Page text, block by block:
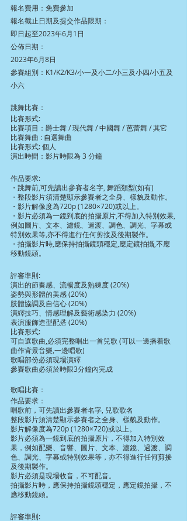
報名費用：免費參加
報名截止日期及提交作品限期：
即日起至2023年6月1日
公佈日期：
2023年6月8日
參賽組別：K1/K2/K3/小一及小二/小三及小四/小五及
小六
跳舞比賽：
比賽形式:
比賽項目：爵士舞 / 現代舞 / 中國舞 / 芭蕾舞 / 其它
比賽舞曲 : 自選舞曲
比賽形式: 個人
演出時間：影片時限為 3 分鐘
作品要求:
・跳舞前,可先讀出參賽者名字, 舞蹈類型(如有)
・整段影片須清楚顯示參賽者之全身、樣貌及動作。
・影片解像度為720p (1280×720)或以上。
・影片必須為一鏡到底的拍攝原片,不得加入特別效果,
例如圖片、文本、濾鏡、過渡、調色、調光、字幕或
特別效果等,亦不得進行任何剪接及後期製作。
・拍攝影片時,應保持拍攝鏡頭穩定,應定鏡拍攝,不應
移動鏡頭。
評審準則:
演出的節奏感、流暢度及熟練度 (20%)
姿勢與形體的美感 (20%)
肢體協調及自信心 (20%)
演繹技巧、情感理解及藝術感染力 (20%)
表演服飾造型配搭 (20%)
比賽形式:
可自選歌曲,必須完整唱出一首兒歌 (可以一邊播着歌
曲作背景音樂,一邊唱歌)
歌唱部份必須現場演繹
參賽歌曲必須於時限3分鐘內完成
歌唱比賽：
作品要求：
唱歌前，可先讀出參賽者名字, 兒歌歌名
整段影片須清楚顯示參賽者之全身、樣貌及動作。
影片解像度為720p (1280×720)或以上。
影片必須為一鏡到底的拍攝原片，不得加入特別效
果，例如配樂、音響、圖片、文本、濾鏡、過渡、調
色、調光、字幕或特別效果等，亦不得進行任何剪接
及後期製作。
影片必須是現場收音，不可配音。
拍攝影片時，應保持拍攝鏡頭穩定，應定鏡拍攝，不
應移動鏡頭。
評審準則: